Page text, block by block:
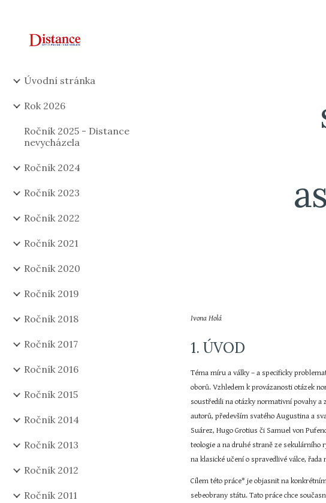
Úvodní stránka
Rok 2026
Ročník 2025 - Distance
nevycházela
Ročník 2024
Ročník 2023
Ročník 2022
Ročník 2021
Ročník 2020
Ročník 2019
Ročník 2018
Ročník 2017
Ročník 2016
Ročník 2015
Ročník 2014
Ročník 2013
Ročník 2012
Ročník 2011
Ivona Holá
1. ÚVOD
Téma míru a války – a specificky
oborů. Vzhledem k provázanosti otázek
soustředili na otázky normativní povahy
autorů, především svatého Augustina a
Suárez, Hugo Grotius či Samuel von
teologie a na druhé straně ze sekulárního
na klasické učení o spravedlivé válce,
Cílem této práce* je objasnit na
sebeobrany státu. Tato práce chce